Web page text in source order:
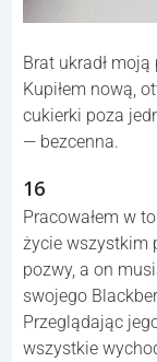
Brat ukradł moją
Kupiłem nową,
cukierki poza
— bezcenna.
16
Pracowałem w
życie wszystkim
pozwy, a on
swojego
Przeglądając
wszystkie